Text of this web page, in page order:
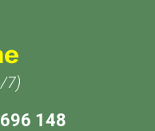
7)
148